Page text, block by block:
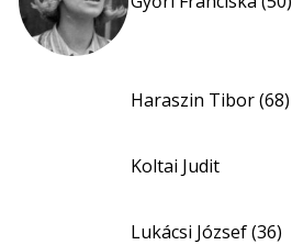
Haraszin Tibor (68)
Koltai Judit
Lukácsi József (36)